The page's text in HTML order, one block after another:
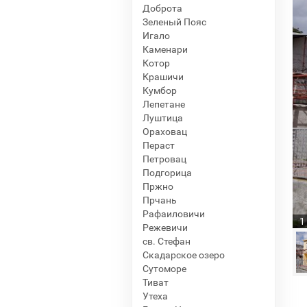
Доброта
Зеленый Пояс
Игало
Каменари
Котор
Крашичи
Кумбор
Лепетане
Луштица
Ораховац
Пераст
Петровац
Подгорица
Пржно
Прчань
Рафаиловичи
Режевичи
св. Стефан
Скадарское озеро
Сутоморе
Тиват
Утеха
1